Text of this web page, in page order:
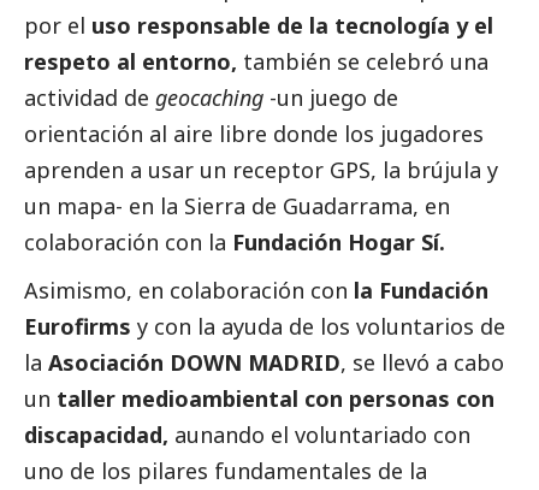
por el uso responsable de la tecnología y el
respeto al entorno, también se celebró una
actividad de geocaching -un juego de
orientación al aire libre donde los jugadores
aprenden a usar un receptor GPS, la brújula y
un mapa- en la Sierra de Guadarrama, en
colaboración con la Fundación Hogar Sí.
Asimismo, en colaboración con la Fundación
Eurofirms y con la ayuda de los voluntarios de
la Asociación DOWN MADRID, se llevó a cabo
un taller medioambiental con personas con
discapacidad, aunando el voluntariado con
uno de los pilares fundamentales de la